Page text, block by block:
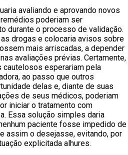
avaliando e aprovando novos
poderiam ser
durante o processo de validação.
drogas e colocaria avisos sobre
mais arriscadas, a depender
avaliações prévias. Certamente,
esperariam pela
ao passo que outros
delas e, diante de suas
de seus médicos, poderiam
iniciar o tratamento com
Essa solução simples daria
paciente fosse impedido de
assim o desejasse, evitando, por
explicitada alhures.